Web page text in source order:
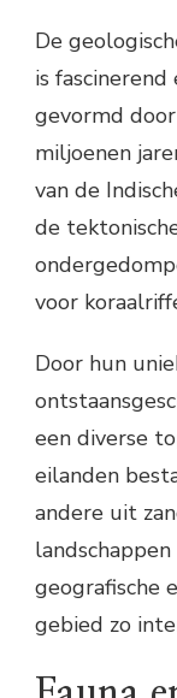
De
is
gevormd
miljoenen
van de
de
voor
Door hun
een diverse
eilanden
andere uit
geografische
gebied zo